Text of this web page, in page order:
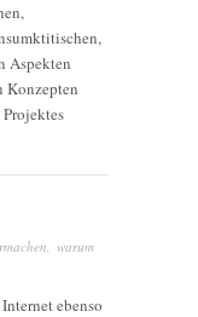
Aspekten
Konzepten
warum
ebenso